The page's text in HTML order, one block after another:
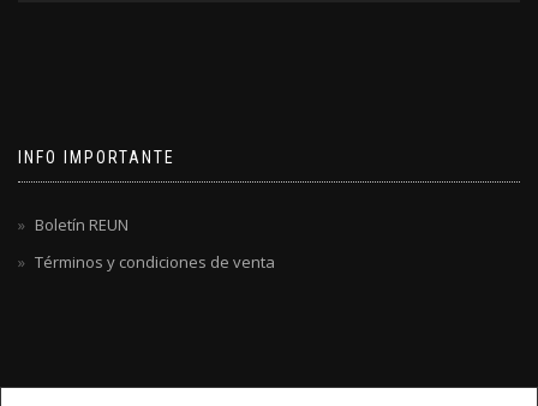
INFO IMPORTANTE
Boletín REUN
Términos y condiciones de venta